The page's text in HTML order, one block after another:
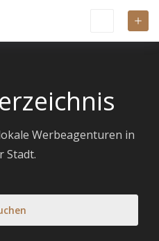
Werbeagenturen in
Stadt.